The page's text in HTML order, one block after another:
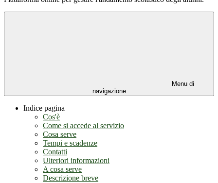
Menu di
navigazione
Indice pagina
Cos'è
Come si accede al servizio
Cosa serve
Tempi e scadenze
Contatti
Ulteriori informazioni
A cosa serve
Descrizione breve